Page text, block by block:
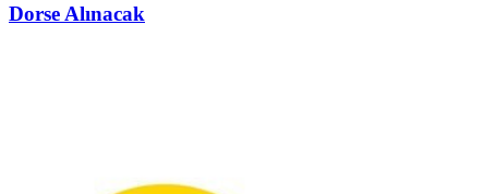
Dorse Alınacak